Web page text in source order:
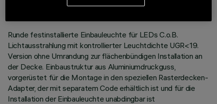
Runde festinstallierte Einbauleuchte für LEDs C.o.B.
Lichtausstrahlung mit kontrollierter Leuchtdichte UGR<19.
Version ohne Umrandung zur flächenbündigen Installation an
der Decke. Einbaustruktur aus Aluminiumdruckguss,
vorgerüstet für die Montage in den speziellen Rasterdecken-
Adapter, der mit separatem Code erhältlich ist und für die
Installation der Einbauleuchte unabdingbar ist